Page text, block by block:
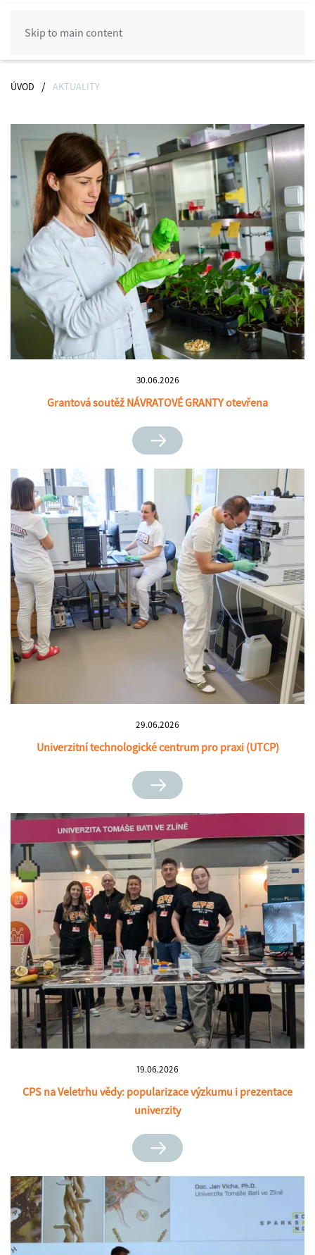
Skip to main content
ÚVOD AKTUALITY
30.06.2026
Grantová soutěž NÁVRATOVÉ GRANTY otevřena
29.06.2026
Univerzitní technologické centrum pro praxi (UTCP)
19.06.2026
CPS na Veletrhu vědy: popularizace výzkumu i prezentace
univerzity